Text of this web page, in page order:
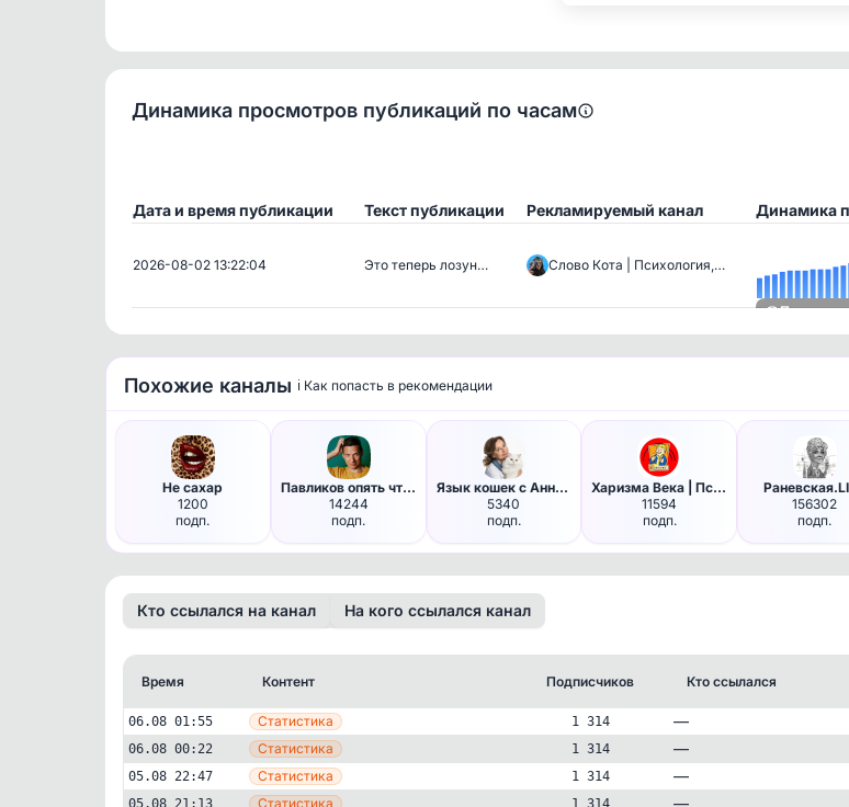
Динамика просмотров публикаций по часам
Дата и время публикации Текст публикации Рекламируемый канал Динамика
2026-08-02 13:22:04 Это теперь лозун… Слово Кота | Психология,…
Чтобы увидеть все данные, оформите
Оформить подписку
Похожие каналы ℹ️ Как попасть в рекомендации
Не сахар
1200
подп.
Павликов опять что-то написал
14244
подп.
Язык кошек с Анной Беловой
5340
подп.
Харизма Века | Психология
11594
подп.
156302
подп.
Кто ссылался на канал На кого ссылался канал
Время Контент Подписчиков Кто ссылался
06.08 01:55 Статистика 1 314 —
06.08 00:22
Статистика 1 314 —
05.08 22:47
Статистика 1 314 —
Статистика